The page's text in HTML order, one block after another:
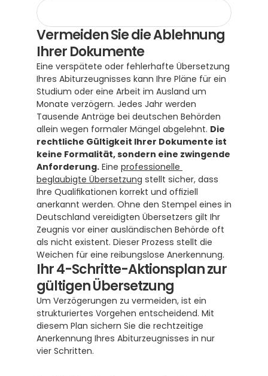
Vermeiden Sie die Ablehnung
Ihrer Dokumente
Eine verspätete oder fehlerhafte Übersetzung
Ihres Abiturzeugnisses kann Ihre Pläne für ein
Studium oder eine Arbeit im Ausland um
Monate verzögern. Jedes Jahr werden
Tausende Anträge bei deutschen Behörden
allein wegen formaler Mängel abgelehnt. Die
rechtliche Gültigkeit Ihrer Dokumente ist
keine Formalität, sondern eine zwingende
Anforderung. Eine professionelle
beglaubigte Übersetzung stellt sicher, dass
Ihre Qualifikationen korrekt und offiziell
anerkannt werden. Ohne den Stempel eines in
Deutschland vereidigten Übersetzers gilt Ihr
Zeugnis vor einer ausländischen Behörde oft
als nicht existent. Dieser Prozess stellt die
Weichen für eine reibungslose Anerkennung.
Ihr 4-Schritte-Aktionsplan zur
gültigen Übersetzung
Um Verzögerungen zu vermeiden, ist ein
strukturiertes Vorgehen entscheidend. Mit
diesem Plan sichern Sie die rechtzeitige
Anerkennung Ihres Abiturzeugnisses in nur
vier Schritten.